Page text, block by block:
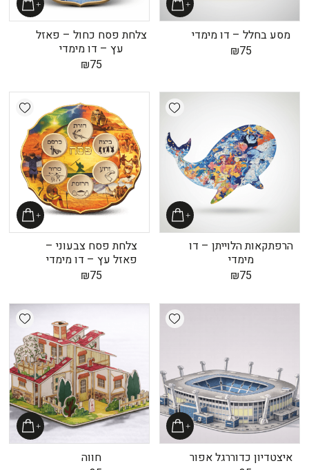
מסע בחלל – דו מימדי
₪75
צלחת פסח כחול – פאזל
עץ – דו מימדי
₪75
Add wishlist
הרפתקאות הלוייתן – דו
מימדי
₪75
צלחת פסח צבעוני –
פאזל עץ – דו מימדי
₪75
Add wishlist
איצטדיון כדוררגל אפור
חווה